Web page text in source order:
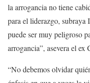
la arrogancia no tiene
para el liderazgo, subraya
puede ser muy peligroso
arrogancia”, asevera el ex
“No debemos olvidar